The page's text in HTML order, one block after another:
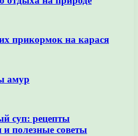
прикормок на карася
амур
суп: рецепты
и полезные советы